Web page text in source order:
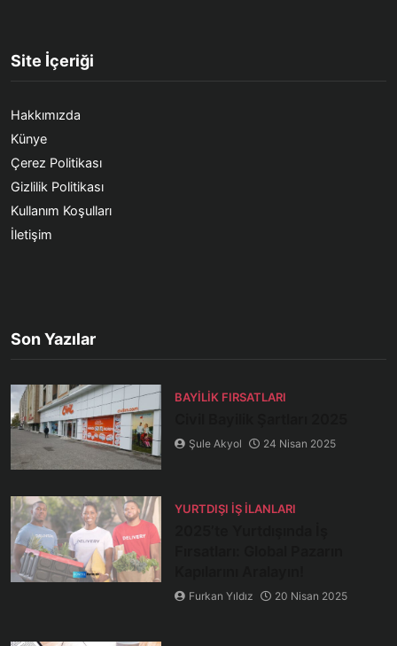
Site İçeriği
Hakkımızda
Künye
Çerez Politikası
Gizlilik Politikası
Kullanım Koşulları
İletişim
Son Yazılar
BAYILIK FIRSATLARI
Şule Akyol 24 Nisan 2025
YURTDIŞI İŞ İLANLARI
Furkan Yıldız 20 Nisan 2025